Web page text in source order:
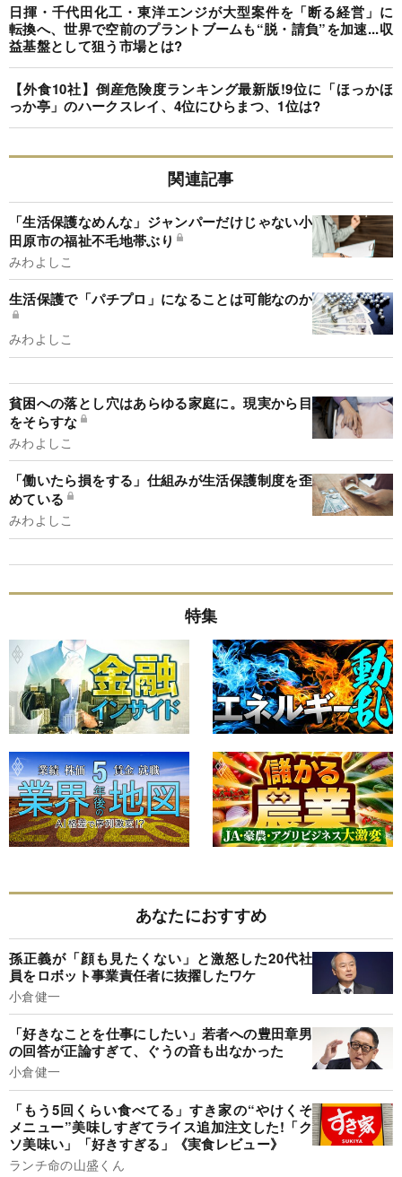
日揮・千代田化工・東洋エンジが大型案件を「断る経営」に
転換へ、世界で空前のプラントブームも“脱・請負”を加速...収
益基盤として狙う市場とは?
【外食10社】倒産危険度ランキング最新版!9位に「ほっかほ
っか亭」のハークスレイ、4位にひらまつ、1位は?
関連記事
「生活保護なめんな」ジャンパーだけじゃない小
田原市の福祉不毛地帯ぶり
みわよしこ
生活保護で「パチプロ」になることは可能なのか
みわよしこ
貧困への落とし穴はあらゆる家庭に。現実から目
をそらすな
みわよしこ
「働いたら損をする」仕組みが生活保護制度を歪
めている
みわよしこ
特集
あなたにおすすめ
孫正義が「顔も見たくない」と激怒した20代社
員をロボット事業責任者に抜擢したワケ
小倉健一
「好きなことを仕事にしたい」若者への豊田章男
の回答が正論すぎて、ぐうの音も出なかった
小倉健一
「もう5回くらい食べてる」すき家の“やけくそ
メニュー”美味しすぎてライス追加注文した!「ク
ソ美味い」「好きすぎる」《実食レビュー》
ランチ命の山盛くん